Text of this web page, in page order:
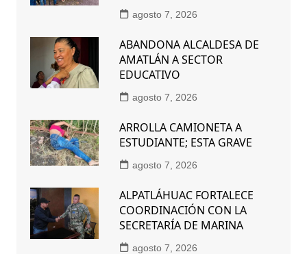
agosto 7, 2026
ABANDONA ALCALDESA DE
AMATLÁN A SECTOR
EDUCATIVO
agosto 7, 2026
ARROLLA CAMIONETA A
ESTUDIANTE; ESTA GRAVE
agosto 7, 2026
ALPATLÁHUAC FORTALECE
COORDINACIÓN CON LA
SECRETARÍA DE MARINA
agosto 7, 2026